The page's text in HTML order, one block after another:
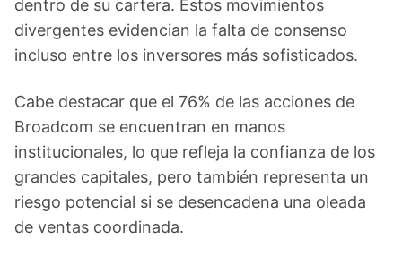
dentro de su cartera. Estos movimientos
divergentes evidencian la falta de consenso
incluso entre los inversores más sofisticados.
Cabe destacar que el 76% de las acciones de
Broadcom se encuentran en manos
institucionales, lo que refleja la confianza de los
grandes capitales, pero también representa un
riesgo potencial si se desencadena una oleada
de ventas coordinada.